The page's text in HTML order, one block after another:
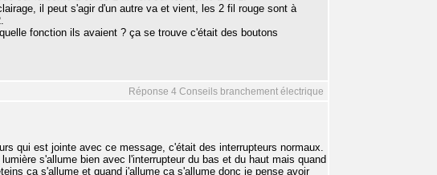
il peut s'agir d'un autre va et vient, les 2 fil rouge sont à
fonction ils avaient ? ça se trouve c'était des boutons
Réponse 4 Conseils branchement électrique
qui est jointe avec ce message, c'était des interrupteurs normaux.
s'allume bien avec l'interrupteur du bas et du haut mais quand
ça s'allume et quand j'allume ça s'allume donc je pense avoir